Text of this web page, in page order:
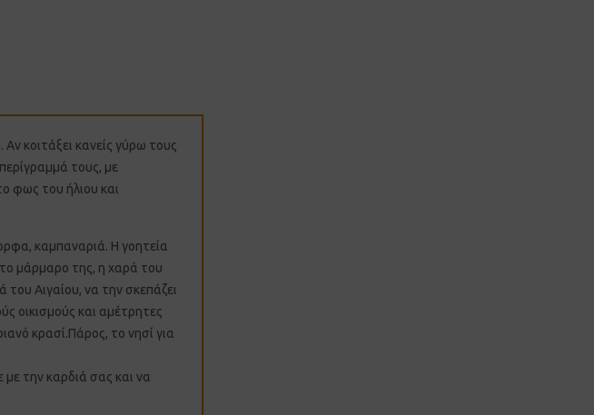
κοιτάξει κανείς γύρω τους
τους, με
φως του ήλιου και
καμπαναριά. Η γοητεία
μάρμαρο της, η χαρά του
Αιγαίου, να την σκεπάζει
οικισμούς και αμέτρητες
κρασί.Πάρος, το νησί για
με την καρδιά σας και να